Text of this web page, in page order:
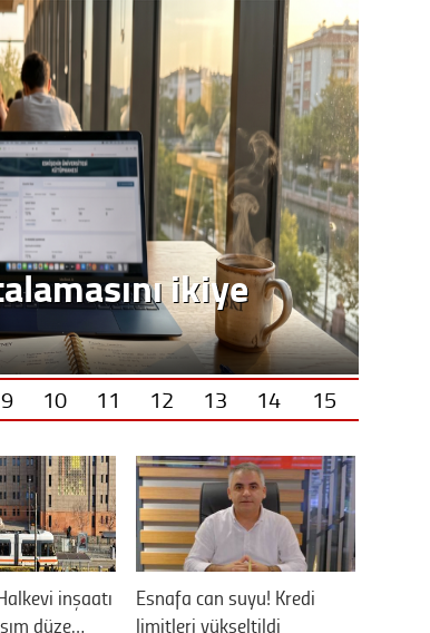
ikiye
9 10 11 12 13 14 15
inşaatı
düze…
Esnafa can suyu! Kredi
limitleri yükseltildi